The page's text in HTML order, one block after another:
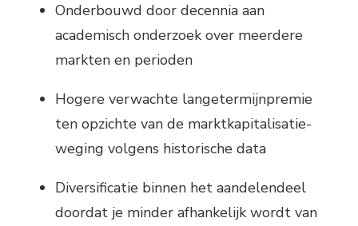
Onderbouwd door decennia aan
academisch onderzoek over meerdere
markten en perioden
Hogere verwachte langetermijnpremie
ten opzichte van de marktkapitalisatie-
weging volgens historische data
Diversificatie binnen het aandelendeel
doordat je minder afhankelijk wordt van